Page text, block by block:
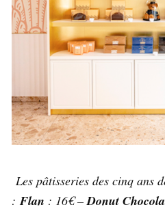
Les pâtisseries des cinq ans
:Flan : 16€ –Donut